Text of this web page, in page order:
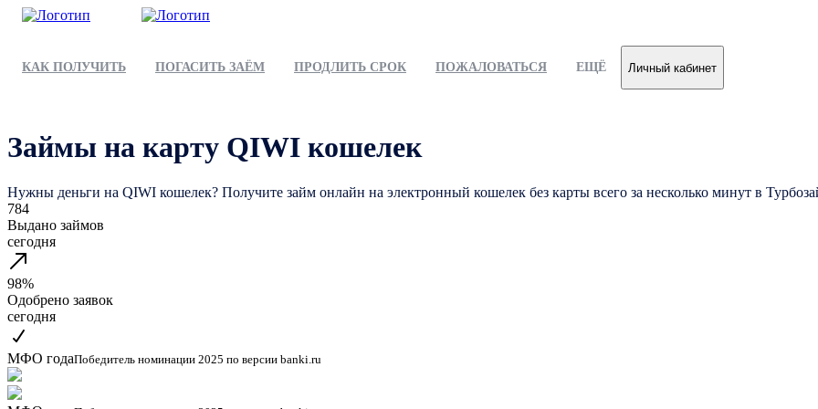
КАК ПОЛУЧИТЬ ПОГАСИТЬ ЗАЁМ ПРОДЛИТЬ СРОК ПОЖАЛОВАТЬСЯ ЕЩЁ Личный кабинет
Займы на карту QIWI кошелек
Нужны деньги на QIWI кошелек? Получите займ онлайн на электронный кошелек без карты всего за несколько минут в
784
Выдано займов
сегодня
98%
Одобрено заявок
сегодня
МФО годаПобедитель номинации 2025 по версии banki.ru